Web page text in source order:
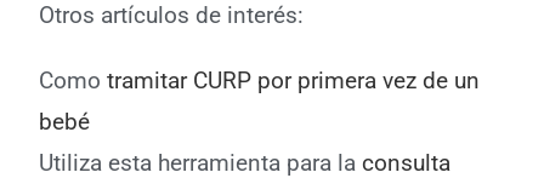
Otros artículos de interés:
Comotramitar CURP por primera vez de un
bebé
Utiliza esta herramienta para laconsulta